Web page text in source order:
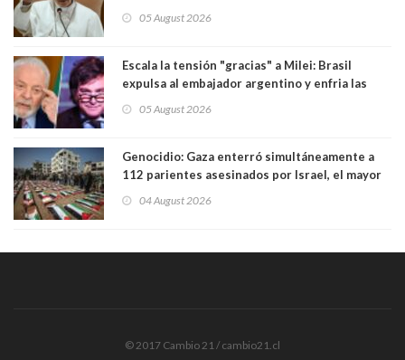
05 August 2026
Escala la tensión "gracias" a Milei: Brasil
expulsa al embajador argentino y enfria las
trasandino
05 August 2026
Genocidio: Gaza enterró simultáneamente a
112 parientes asesinados por Israel, el mayor
muertos figuran 44 niños y nueve ancianos
04 August 2026
© 2017 Cambio 21 / cambio21.cl